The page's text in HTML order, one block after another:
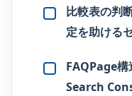
比較表の判
定を助ける
FAQPage構
Search